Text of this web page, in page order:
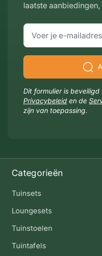
Categorieën
Tuinsets
Loungesets
Tuinstoelen
Tuintafels
laatste
E-mailadres
Dit formulier is
Privacybeleid en de
zijn van toepassing.